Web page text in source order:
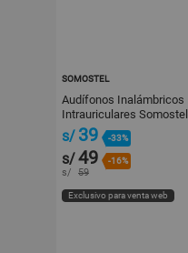
SOMOSTEL
Audífonos Inalámbricos
Intrauriculares Somostel
Modelo J44 Rosa
s/ 39 -33%
s/49 -16%
s/ 59
Exclusivo para venta web